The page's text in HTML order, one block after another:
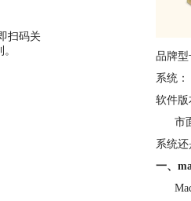
扫码关
品牌型
系统：
软件版
市面
系统
一、
Mac